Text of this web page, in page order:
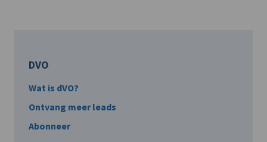
DVO
Wat is dVO?
Ontvang meer leads
Abonneer